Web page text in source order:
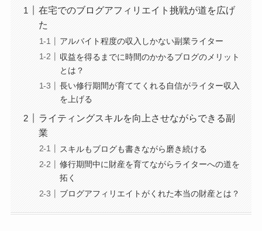
在宅でのブログアフィリエイト挑戦が道を広げ
た
アルバイト程度の収入しかない副業ライター
収益を得るまでに時間のかかるブログのメリット
とは？
長い修行期間が育ててくれる自信がライター収入
を上げる
ライティングスキルを向上させながらできる副
業
スキルもブログも書きながら磨き続ける
修行期間中に財産を育てながらライターへの道を
拓く
ブログアフィリエイトがくれた本当の財産とは？